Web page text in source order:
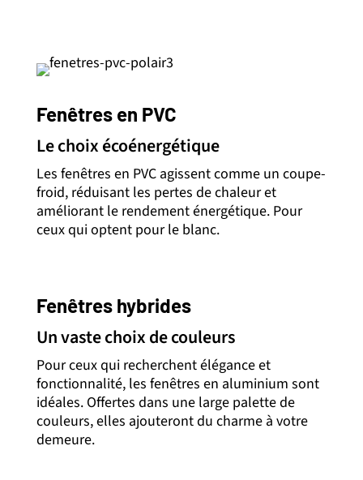
Fenêtres en PVC
Le choix écoénergétique
Les fenêtres en PVC agissent comme un coupe-
froid, réduisant les pertes de chaleur et
améliorant le rendement énergétique. Pour
ceux qui optent pour le blanc.
Fenêtres hybrides
Un vaste choix de couleurs
Pour ceux qui recherchent élégance et
fonctionnalité, les fenêtres en aluminium sont
idéales. Offertes dans une large palette de
couleurs, elles ajouteront du charme à votre
demeure.